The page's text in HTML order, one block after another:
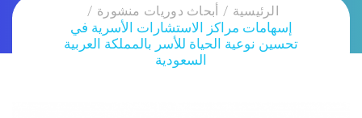
الرئيسية
أبحاث دوريات منشورة
إسهامات مراكز الاستشارات الأسرية في
تحسين نوعية الحياة للأسر بالمملكة العربية
السعودية